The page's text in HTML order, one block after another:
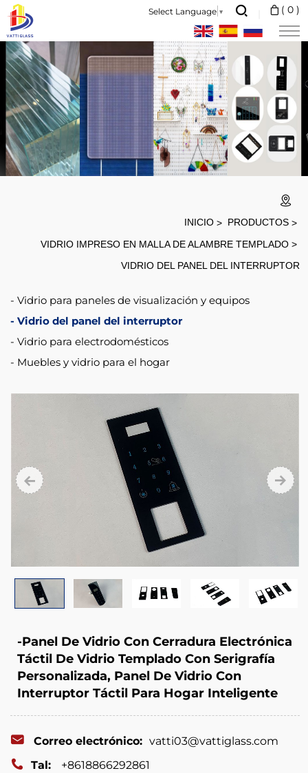
Select Language ▼ ( 0 )
Smart
Door
Lock
Toughened
Glass
Panels
use
ultra
resistant
as
material,The
product
adopt
step
cutting,
polishing
silk
screen
cleaning,
etc.
INICIO
PRODUCTOS
VIDRIO IMPRESO EN MALLA DE ALAMBRE TEMPLADO
VIDRIO DEL PANEL DEL INTERRUPTOR
Vidrio para paneles de visualización y equipos
Vidrio del panel del interruptor
Vidrio para electrodomésticos
Muebles y vidrio para el hogar
-Panel De Vidrio Con Cerradura Electrónica
Táctil De Vidrio Templado Con Serigrafía
Personalizada, Panel De Vidrio Con
Interruptor Táctil Para Hogar Inteligente
Correo electrónico: vatti03@vattiglass.com
Tal:
+8618866292861